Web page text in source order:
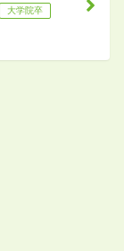
大学院卒